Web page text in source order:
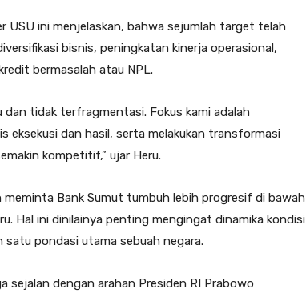
USU ini menjelaskan, bahwa sejumlah target telah
bisnis, peningkatan kinerja operasional,
bermasalah atau NPL.
dan tidak terfragmentasi. Fokus kami adalah
eksekusi dan hasil, serta melakukan transformasi
kompetitif,” ujar Heru.
Bank Sumut tumbuh lebih progresif di bawah
Hal ini dinilainya penting mengingat dinamika kondisi
satu pondasi utama sebuah negara.
dengan arahan Presiden RI Prabowo